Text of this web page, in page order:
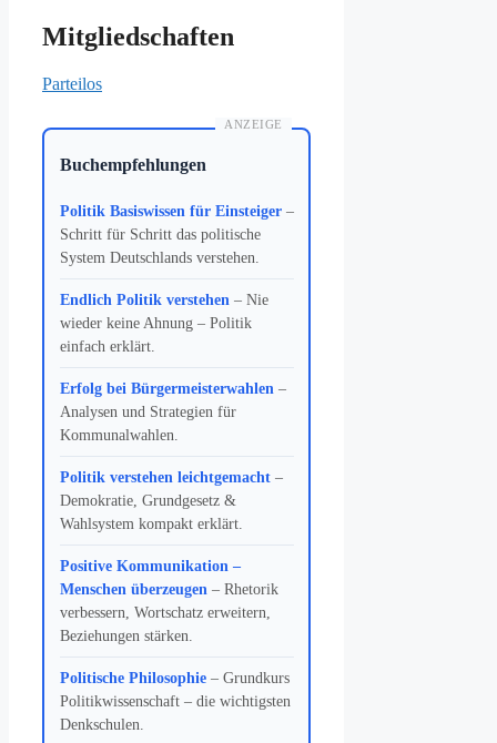
Mitgliedschaften
Parteilos
ANZEIGE
Buchempfehlungen
Politik Basiswissen für Einsteiger–
Schritt für Schritt das politische
System Deutschlands verstehen.
Endlich Politik verstehen– Nie
wieder keine Ahnung – Politik
einfach erklärt.
Erfolg bei Bürgermeisterwahlen–
Analysen und Strategien für
Kommunalwahlen.
Politik verstehen leichtgemacht–
Demokratie, Grundgesetz &
Wahlsystem kompakt erklärt.
Positive Kommunikation –
Menschen überzeugen– Rhetorik
verbessern, Wortschatz erweitern,
Beziehungen stärken.
Politische Philosophie– Grundkurs
Politikwissenschaft – die wichtigsten
Denkschulen.